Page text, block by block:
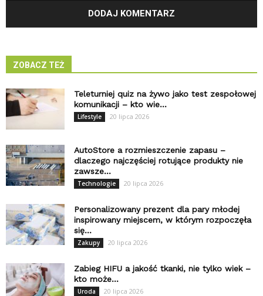
ZOBACZ TEŻ
Teleturniej quiz na żywo jako test zespołowej
komunikacji – kto wie...
Lifestyle 20 lipca 2026
AutoStore a rozmieszczenie zapasu –
dlaczego najczęściej rotujące produkty nie
zawsze...
Technologie 20 lipca 2026
Personalizowany prezent dla pary młodej
inspirowany miejscem, w którym rozpoczęła
się...
Zakupy 20 lipca 2026
Zabieg HIFU a jakość tkanki, nie tylko wiek –
kto może...
Uroda 20 lipca 2026